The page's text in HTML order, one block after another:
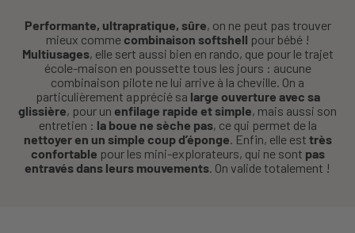
Performante, ultrapratique, sûre, on ne peut pas trouver
mieux commecombinaison softshell pour bébé !
Multiusages, elle sert aussi bien en rando, que pour le trajet
école-maison en poussette tous les jours : aucune
combinaison pilote ne lui arrive à la cheville. On a
particulièrement apprécié sa large ouverture avec sa
glissière, pour un enfilage rapide et simple, mais aussi son
entretien : la boue ne sèche pas, ce qui permet de la
nettoyer en un simple coup d’éponge . Enfin, elle est très
confortable pour les mini-explorateurs, qui ne sont pas
entravés dans leurs mouvements . On valide totalement !